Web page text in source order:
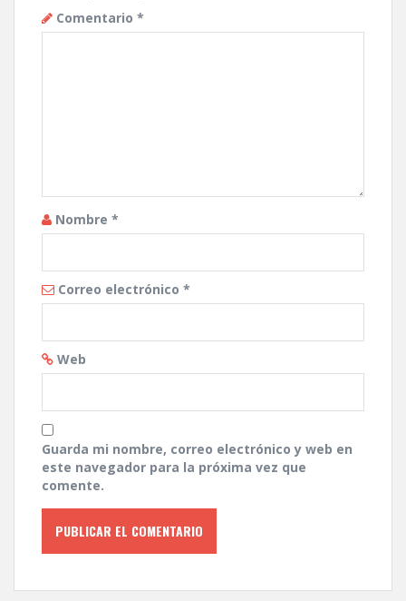
Comentario *
Nombre *
Correo electrónico *
Web
Guarda mi nombre, correo electrónico y web en
este navegador para la próxima vez que
comente.